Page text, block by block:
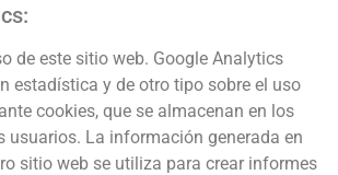
de este sitio web. Google Analytics
estadística y de otro tipo sobre el uso
cookies, que se almacenan en los
usuarios. La información generada en
sitio web se utiliza para crear informes